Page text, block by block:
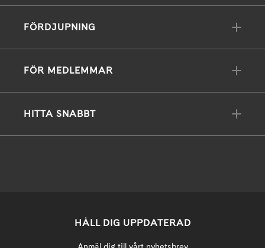
FÖRDJUPNING
FÖR MEDLEMMAR
HITTA SNABBT
HÅLL DIG UPPDATERAD